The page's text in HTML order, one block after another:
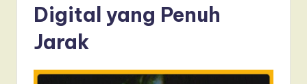
Digital yang Penuh
Jarak